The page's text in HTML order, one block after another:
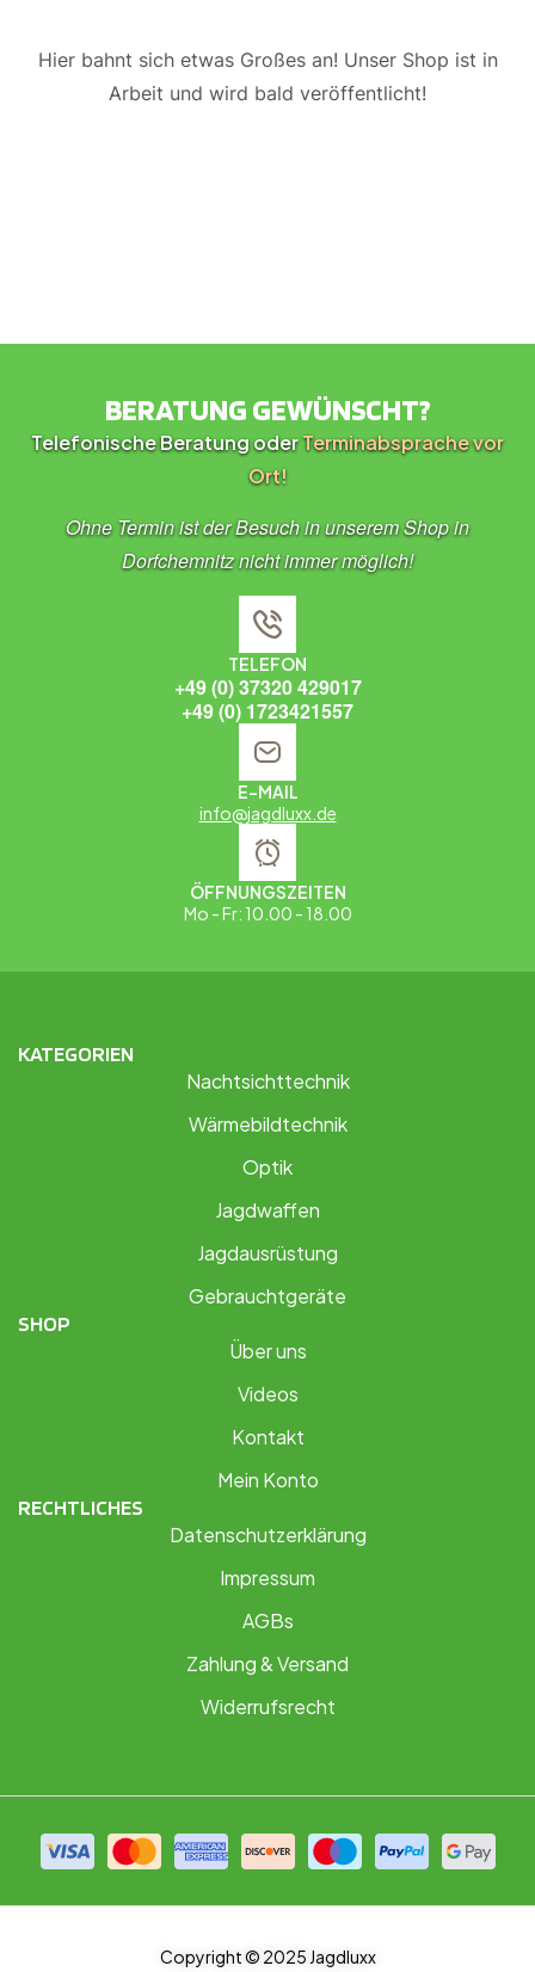
Hier bahnt sich etwas Großes an! Unser Shop ist in
Arbeit und wird bald veröffentlicht!
BERATUNG GEWÜNSCHT?
Telefonische Beratung oderTerminabsprache vor
Ort!
Ohne Termin ist der Besuch in unserem Shop in
Dorfchemnitz nicht immer möglich!
TELEFON
+49 (0) 37320 429017
+49 (0) 1723421557
E-MAIL
info@jagdluxx.de
ÖFFNUNGSZEITEN
Mo - Fr: 10.00 - 18.00
KATEGORIEN
Nachtsichttechnik
Wärmebildtechnik
Optik
Jagdwaffen
Jagdausrüstung
Gebrauchtgeräte
SHOP
Über uns
Videos
Kontakt
Mein Konto
RECHTLICHES
Datenschutzerklärung
Impressum
AGBs
Zahlung & Versand
Widerrufsrecht
Copyright © 2025 Jagdluxx